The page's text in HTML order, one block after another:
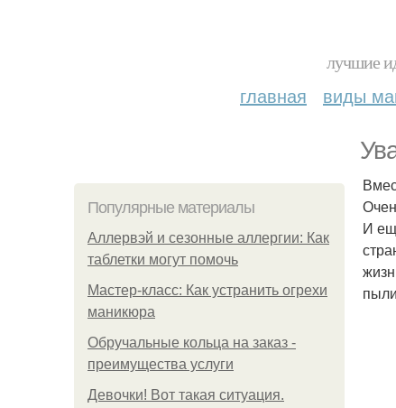
лучшие
главная виды
Популярные материалы
Аллервэй и сезонные аллергии: Как
таблетки могут помочь
Мастер-класс: Как устранить огрехи
маникюра
Обручальные кольца на заказ -
преимущества услуги
Девочки! Вот такая ситуация.
И